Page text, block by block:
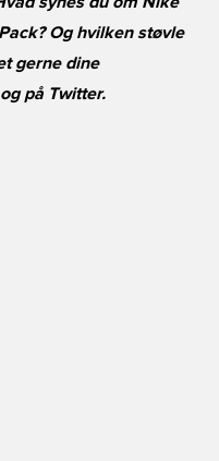
Og hvilken støvle
gerne dine
på Twitter.